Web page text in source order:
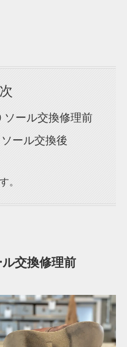
ソール交換修理前
ール交換後
。
交換修理前